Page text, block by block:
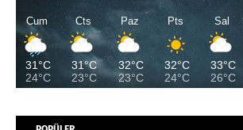
Cum
31°C
24°C
Cts
31°C
23°C
Paz
32°C
23°C
Pts
32°C
24°C
Sal
33°C
26°C